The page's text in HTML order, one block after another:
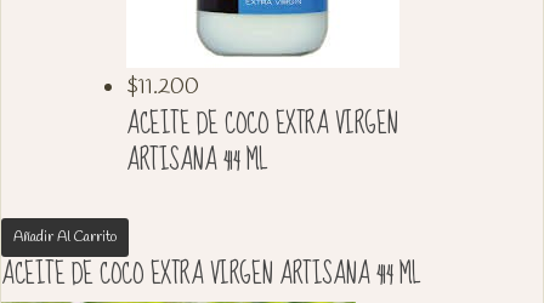
$11.200
ACEITE DE COCO EXTRA VIRGEN
ARTISANA 414 ML
Añadir Al Carrito
ACEITE DE COCO EXTRA VIRGEN ARTISANA 414 ML